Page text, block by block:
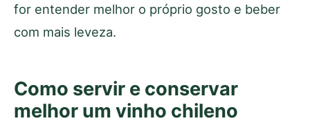
for entender melhor o próprio gosto e beber
com mais leveza.
Como servir e conservar
melhor um vinho chileno